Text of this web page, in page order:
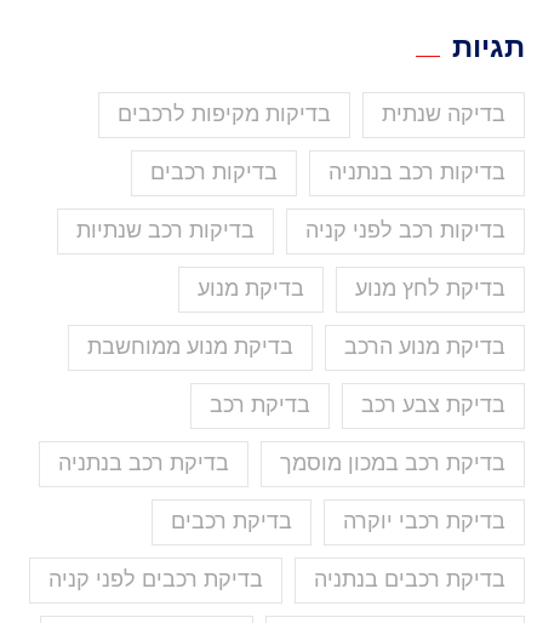
תגיות
בדיקה שנתית בדיקות מקיפות לרכבים
בדיקות רכב בנתניה בדיקות רכבים
בדיקות רכב לפני קניה בדיקות רכב שנתיות
בדיקת לחץ מנוע בדיקת מנוע
בדיקת מנוע הרכב בדיקת מנוע ממוחשבת
בדיקת צבע רכב בדיקת רכב
בדיקת רכב במכון מוסמך בדיקת רכב בנתניה
בדיקת רכבי יוקרה בדיקת רכבים
בדיקת רכבים בנתניה בדיקת רכבים לפני קניה